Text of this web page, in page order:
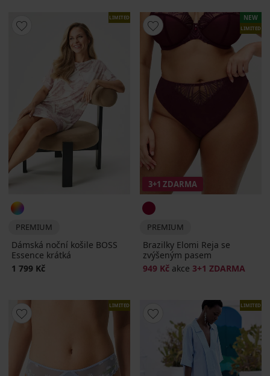
LIMITED
PREMIUM
Dámská noční košile BOSS
Essence krátká
1 799 Kč
NEW
LIMITED
3+1 ZDARMA
PREMIUM
Brazilky Elomi Reja se
zvýšeným pasem
949 Kč akce 3+1 ZDARMA
LIMITED LIMITED